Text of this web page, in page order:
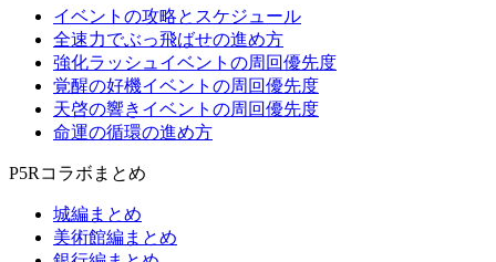
イベントの攻略とスケジュール
全速力でぶっ飛ばせの進め方
強化ラッシュイベントの周回優先度
覚醒の好機イベントの周回優先度
天啓の響きイベントの周回優先度
命運の循環の進め方
P5Rコラボまとめ
城編まとめ
美術館編まとめ